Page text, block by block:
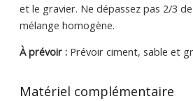
et le gravier. Ne dépassez pas 2/3
mélange homogène.
À prévoir :Prévoir ciment, sable et
Matériel complémentaire